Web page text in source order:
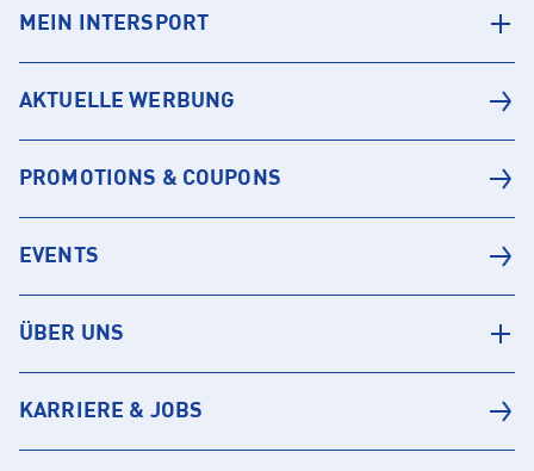
MEIN INTERSPORT
AKTUELLE WERBUNG
PROMOTIONS & COUPONS
EVENTS
ÜBER UNS
KARRIERE & JOBS